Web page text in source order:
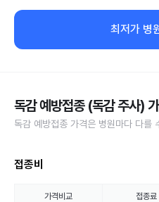
최저가 병
독감 예방접종 (독감 주사)
독감 예방접종 가격은 병원마다 다를
접종비
가격비교 접종료